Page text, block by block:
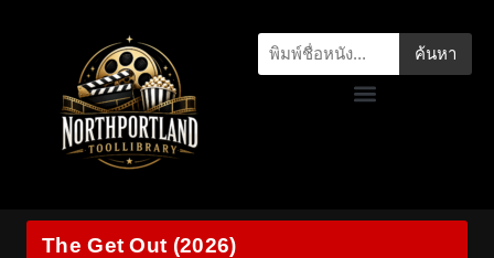
ค้นหา
The Get Out (2026)